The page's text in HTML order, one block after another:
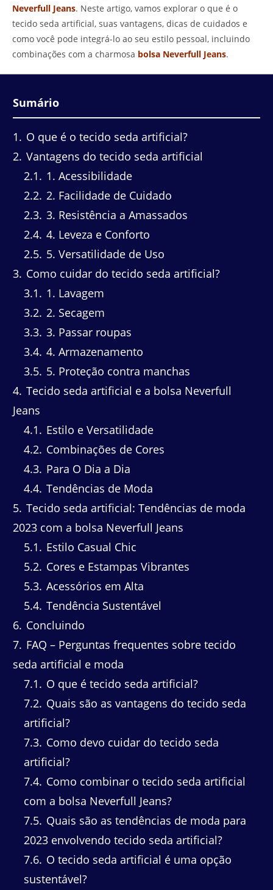
Neverfull Jeans. Neste artigo, vamos explorar o que é o
tecido seda artificial, suas vantagens, dicas de cuidados e
como você pode integrá-lo ao seu estilo pessoal, incluindo
combinações com a charmosa bolsa Neverfull Jeans.
Sumário
1
O que é o tecido seda artificial?
2 Vantagens do tecido seda artificial
2.1
1. Acessibilidade
2.2 2. Facilidade de Cuidado
2.3 3. Resistência a Amassados
2.4 4. Leveza e Conforto
2.5 5. Versatilidade de Uso
3 Como cuidar do tecido seda artificial?
3.1
1. Lavagem
3.2 2. Secagem
3.3 3. Passar roupas
3.4 4. Armazenamento
3.5 5. Proteção contra manchas
4 Tecido seda artificial e a bolsa Neverfull
Jeans
4.1
Estilo e Versatilidade
4.2 Combinações de Cores
4.3 Para O Dia a Dia
4.4 Tendências de Moda
5 Tecido seda artificial: Tendências de moda
2023 com a bolsa Neverfull Jeans
5.1
Estilo Casual Chic
5.2 Cores e Estampas Vibrantes
5.3 Acessórios em Alta
5.4 Tendência Sustentável
6 Concluindo
7 FAQ – Perguntas frequentes sobre tecido
seda artificial e moda
7.1
O que é tecido seda artificial?
7.2 Quais são as vantagens do tecido seda
artificial?
7.3 Como devo cuidar do tecido seda
artificial?
7.4 Como combinar o tecido seda artificial
com a bolsa Neverfull Jeans?
7.5 Quais são as tendências de moda para
2023 envolvendo tecido seda artificial?
7.6 O tecido seda artificial é uma opção
sustentável?